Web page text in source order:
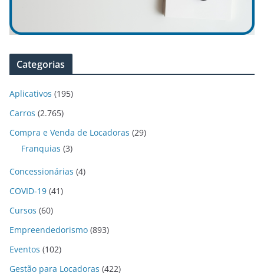
Categorias
Aplicativos (195)
Carros (2.765)
Compra e Venda de Locadoras (29)
Franquias (3)
Concessionárias (4)
COVID-19 (41)
Cursos (60)
Empreendedorismo (893)
Eventos (102)
Gestão para Locadoras (422)